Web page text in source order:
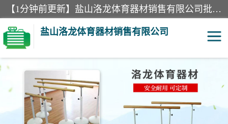
【1分钟前更新】盐山洛龙体育器材销售有限公司批量供应：300米障碍器材、400米障碍器材、部队训练器材、双杠、体操垫、舞蹈把杆等产品。盐山洛龙体育器材销售有限公司经过多年的发展，集研发，生产，销售，售后服务为一体. 奉行“质量，信誉，服务”的宗旨，以开拓创新的精神和真诚守信的态度积极进取。
盐山洛龙体育器材销售有限公司
单双杠 舞蹈把杆
400米障碍器材 体操垫